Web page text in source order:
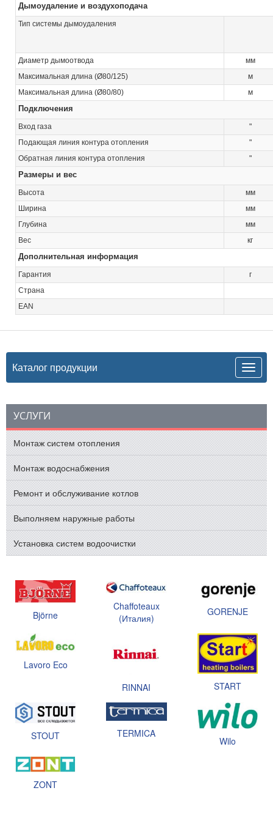
Дымоудаление и воздухоподача
Тип системы дымоудаления
Диаметр дымоотвода
мм
Максимальная длина (Ø80/125)
м
Максимальная длина (Ø80/80)
м
Подключения
Вход газа
"
Подающая линия контура отопления
"
Обратная линия контура отопления
"
Размеры и вес
Высота
мм
Ширина
мм
Глубина
мм
Вес
кг
Дополнительная информация
Гарантия
г
Страна
EAN
Каталог продукции
УСЛУГИ
Монтаж систем отопления
Монтаж водоснабжения
Ремонт и обслуживание котлов
Выполняем наружные работы
Установка систем водоочистки
Björne
Chaffoteaux
(Италия)
GORENJE
Lavoro Eco
RINNAI
START
STOUT TERMICA
Wilo
ZONT